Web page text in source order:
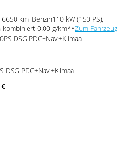
km, Benzin110 kW (150 PS),
kombiniert 0.00 g/km**Zum Fahrzeug
DSG PDC+Navi+Klimaa